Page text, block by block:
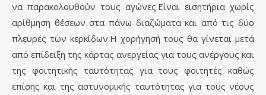
να παρακολουθούν τους αγώνες.Είναι εισητήρια χωρίς
αρίθμηση θέσεων στα πάνω διαζώματα και από τις δύο
πλευρές των κερκίδων.Η χορήγησή τους θα γίνεται μετά
από επίδειξη της κάρτας ανεργείας για τους ανέργους και
της φοιτητικής ταυτότητας για τους φοιτητές καθώς
επίσης και της αστυνομικής ταυτότητας για τους νέους